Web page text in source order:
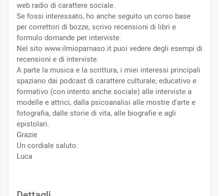
web radio di carattere sociale.
Se fossi interessato, ho anche seguito un corso base
per correttori di bozze, scrivo recensioni di libri e
formulo domande per interviste.
Nel sito www.ilmioparnaso.it puoi vedere degli esempi di
recensioni e di interviste.
A parte la musica e la scrittura, i miei interessi principali
spaziano dai podcast di carattere culturale, educativo e
formativo (con intento anche sociale) alle interviste a
modelle e attrici, dalla psicoanalisi alle mostre d'arte e
fotografia, dalle storie di vita, alle biografie e agli
epistolari.
Grazie
Un cordiale saluto.
Luca